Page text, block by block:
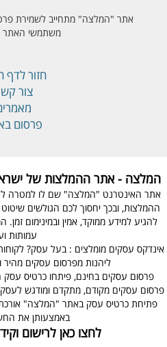
אתר "המלצה" מתחייב לשמירת
משתמשי האתר
חזור לדף
צור
פרסום
המלצה - אתר ההמלצות של
אתר האינטרנט "המלצה" שם לו למטרה
ההמלצות, ובכך יחסוך לכם הגולשים
להגיע למידע ממוקד, אמין ובמינימום
עמותות
אינדקס עסקים מומלצים : בעל עסק?
ליהנות מפרסום עסקים מהיר
פרסום עסקים בחינם, פיתחו כרטיס עסק
פרסום עסקים מקודם, מתקדם ומודגש
פתיחת כרטיס עסק באתר "המלצה"
באמצעותן את
לחצו כאן לרישום